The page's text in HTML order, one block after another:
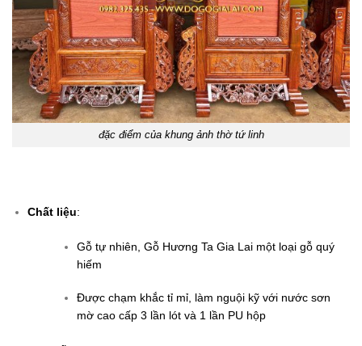
đặc điểm của khung ảnh thờ tứ linh
Chất liệu:
Gỗ tự nhiên, Gỗ Hương Ta Gia Lai một loại gỗ quý
hiếm
Được chạm khắc tỉ mỉ, làm nguội kỹ với nước sơn
mờ cao cấp 3 lần lót và 1 lần PU hộp